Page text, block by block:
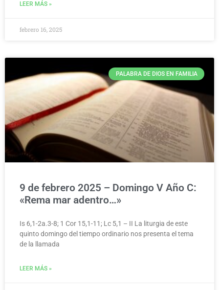
LEER MÁS »
febrero 16, 2025
PALABRA DE DIOS EN FAMILIA
9 de febrero 2025 – Domingo V Año C:
«Rema mar adentro…»
Is 6,1-2a.3-8; 1 Cor 15,1-11; Lc 5,1 – II La liturgia de este
quinto domingo del tiempo ordinario nos presenta el tema
de la llamada
LEER MÁS »